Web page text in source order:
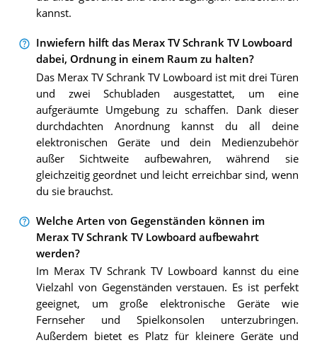
kannst.
Inwiefern hilft das Merax TV Schrank TV Lowboard
dabei, Ordnung in einem Raum zu halten?
Das Merax TV Schrank TV Lowboard ist mit drei Türen
und zwei Schubladen ausgestattet, um eine
aufgeräumte Umgebung zu schaffen. Dank dieser
durchdachten Anordnung kannst du all deine
elektronischen Geräte und dein Medienzubehör
außer Sichtweite aufbewahren, während sie
gleichzeitig geordnet und leicht erreichbar sind, wenn
du sie brauchst.
Welche Arten von Gegenständen können im
Merax TV Schrank TV Lowboard aufbewahrt
werden?
Im Merax TV Schrank TV Lowboard kannst du eine
Vielzahl von Gegenständen verstauen. Es ist perfekt
geeignet, um große elektronische Geräte wie
Fernseher und Spielkonsolen unterzubringen.
Außerdem bietet es Platz für kleinere Geräte und